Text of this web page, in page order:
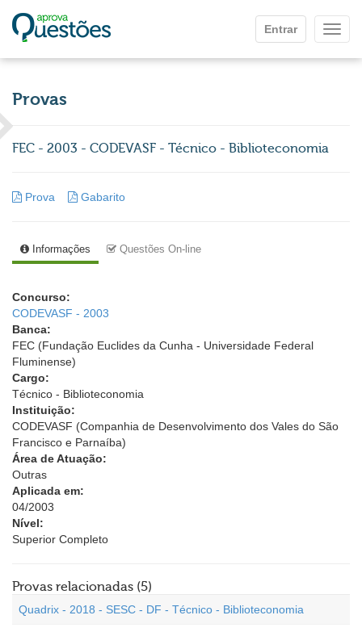
Entrar
Provas
FEC - 2003 - CODEVASF - Técnico - Biblioteconomia
Prova Gabarito
Informações Questões On-line
Concurso:
CODEVASF - 2003
Banca:
FEC (Fundação Euclides da Cunha - Universidade Federal
Fluminense)
Cargo:
Técnico - Biblioteconomia
Instituição:
CODEVASF (Companhia de Desenvolvimento dos Vales do São
Francisco e Parnaíba)
Área de Atuação:
Outras
Aplicada em:
04/2003
Nível:
Superior Completo
Provas relacionadas (5)
Quadrix - 2018 - SESC - DF - Técnico - Biblioteconomia